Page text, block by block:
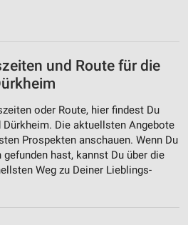
und Route für die
oder Route, hier findest Du
Die aktuellsten Angebote
Prospekten anschauen. Wenn Du
hast, kannst Du über die
Weg zu Deiner Lieblings-